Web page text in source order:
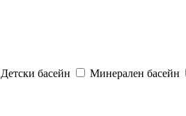
Детски басейн Минерален басейн